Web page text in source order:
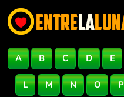
A B C D E
L M N O P